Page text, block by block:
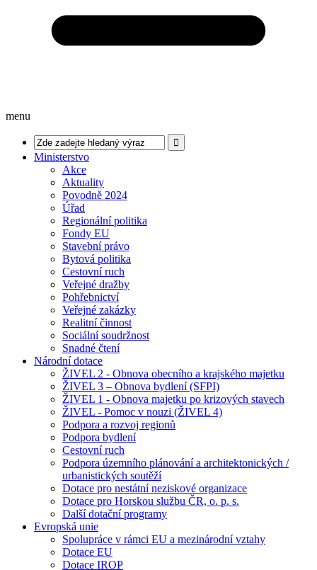
menu
Ministerstvo
Akce
Aktuality
Povodně 2024
Úřad
Regionální politika
Fondy EU
Stavební právo
Bytová politika
Cestovní ruch
Veřejné dražby
Pohřebnictví
Veřejné zakázky
Realitní činnost
Sociální soudržnost
Snadné čtení
Národní dotace
ŽIVEL 2 - Obnova obecního a krajského majetku
ŽIVEL 3 – Obnova bydlení (SFPI)
ŽIVEL 1 - Obnova majetku po krizových stavech
ŽIVEL - Pomoc v nouzi (ŽIVEL 4)
Podpora a rozvoj regionů
Podpora bydlení
Cestovní ruch
Podpora územního plánování a architektonických /
urbanistických soutěží
Dotace pro nestátní neziskové organizace
Dotace pro Horskou službu ČR, o. p. s.
Další dotační programy
Evropská unie
Spolupráce v rámci EU a mezinárodní vztahy
Dotace EU
Dotace IROP